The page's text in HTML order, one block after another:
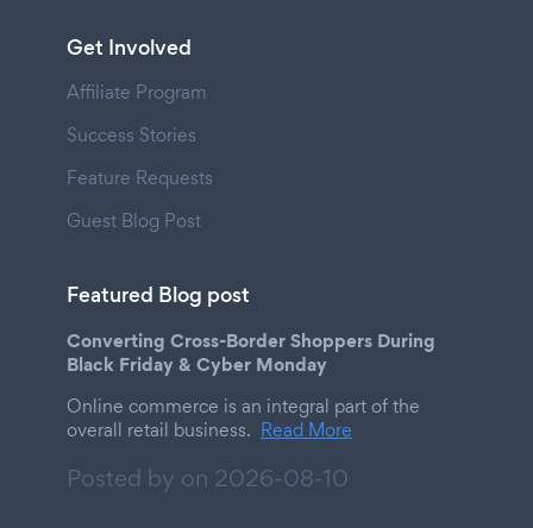
Get Involved
Affiliate Program
Success Stories
Feature Requests
Guest Blog Post
Featured Blog post
Converting Cross-Border Shoppers During
Black Friday & Cyber Monday
Online commerce is an integral part of the
overall retail business. Read More
Posted by on 2026-08-10